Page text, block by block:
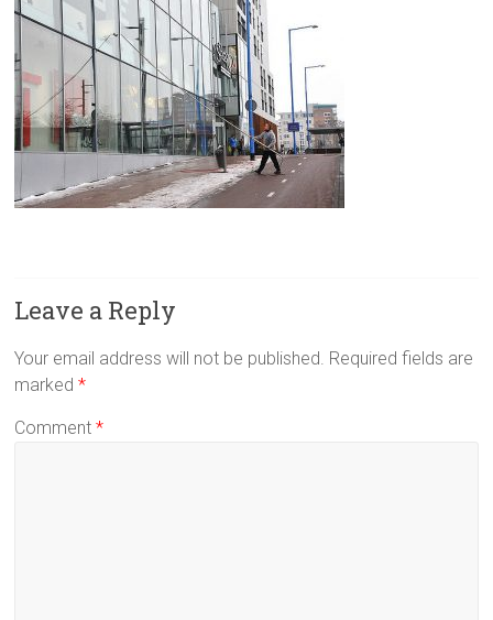
Leave a Reply
Your email address will not be published. Required fields are
marked*
Comment*